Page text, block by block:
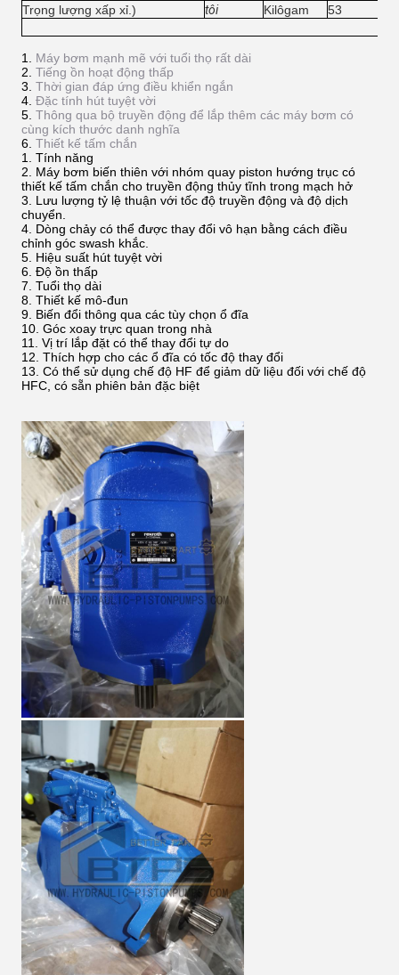
Trọng lượng xấp xỉ.)
tôi Kilôgam 53
Máy bơm mạnh mẽ với tuổi thọ rất dài
Tiếng ồn hoạt động thấp
Thời gian đáp ứng điều khiển ngắn
Đặc tính hút tuyệt vời
Thông qua bộ truyền động để lắp thêm các máy bơm có
cùng kích thước danh nghĩa
Thiết kế tấm chắn
Tính năng
Máy bơm biến thiên với nhóm quay piston hướng trục có
thiết kế tấm chắn cho truyền động thủy tĩnh trong mạch hở
Lưu lượng tỷ lệ thuận với tốc độ truyền động và độ dịch
chuyển.
Dòng chảy có thể được thay đổi vô hạn bằng cách điều
chỉnh góc swash khắc.
Hiệu suất hút tuyệt vời
Độ ồn thấp
Tuổi thọ dài
Thiết kế mô-đun
Biến đổi thông qua các tùy chọn ổ đĩa
Góc xoay trực quan trong nhà
Vị trí lắp đặt có thể thay đổi tự do
Thích hợp cho các ổ đĩa có tốc độ thay đổi
Có thể sử dụng chế độ HF để giảm dữ liệu đối với chế độ
HFC, có sẵn phiên bản đặc biệt